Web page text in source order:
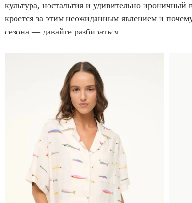
культура, ностальгия и удивительно ироничный
кроется за этим неожиданным явлением и
сезона — давайте разбираться.